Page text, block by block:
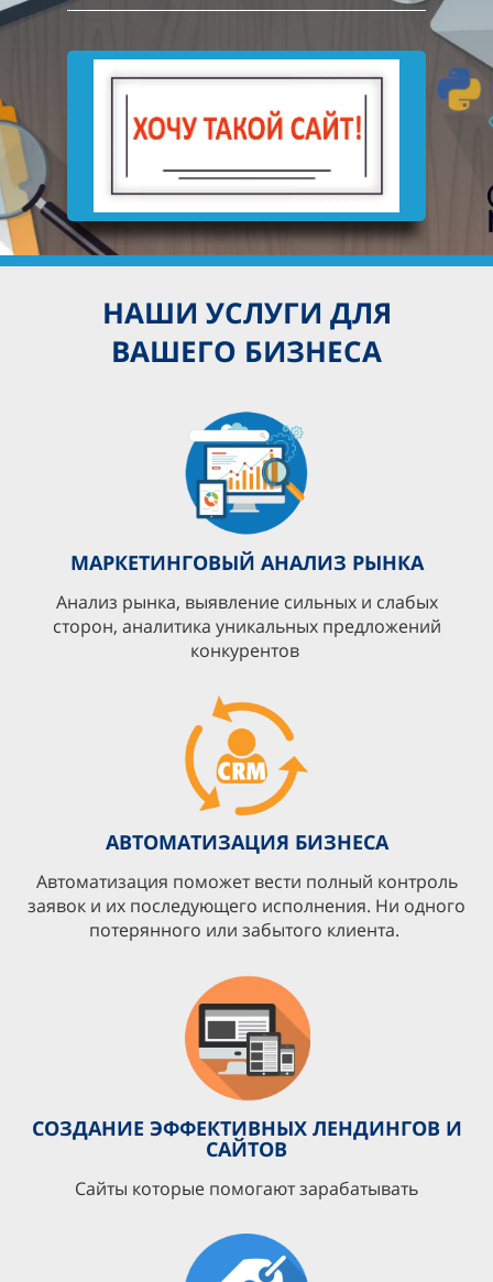
НАШИ УСЛУГИ ДЛЯ
ВАШЕГО БИЗНЕСА
МАРКЕТИНГОВЫЙ АНАЛИЗ РЫНКА
Анализ рынка, выявление сильных и слабых
сторон, аналитика уникальных предложений
конкурентов
АВТОМАТИЗАЦИЯ БИЗНЕСА
Автоматизация поможет вести полный контроль
заявок и их последующего исполнения. Ни одного
потерянного или забытого клиента.
СОЗДАНИЕ ЭФФЕКТИВНЫХ ЛЕНДИНГОВ И
САЙТОВ
Сайты которые помогают зарабатывать